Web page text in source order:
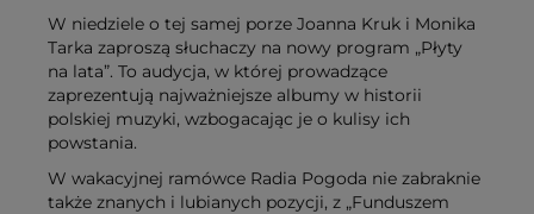
W niedziele o tej samej porze Joanna Kruk i Monika
Tarka zaproszą słuchaczy na nowy program „Płyty
na lata”. To audycja, w której prowadzące
zaprezentują najważniejsze albumy w historii
polskiej muzyki, wzbogacając je o kulisy ich
powstania.
W wakacyjnej ramówce Radia Pogoda nie zabraknie
także znanych i lubianych pozycji, z „Funduszem